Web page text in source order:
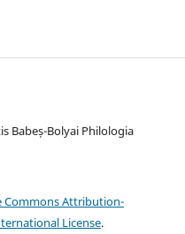
Babeș-Bolyai Philologia
Commons Attribution-
License.